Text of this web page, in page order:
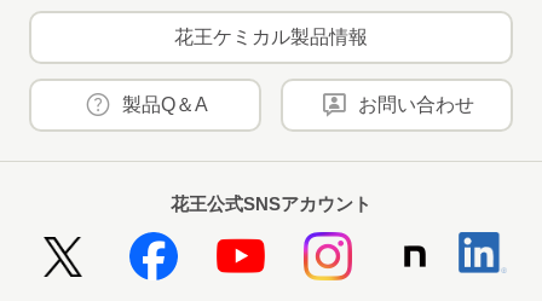
花王ケミカル製品情報
製品Q＆A お問い合わせ
花王公式SNSアカウント